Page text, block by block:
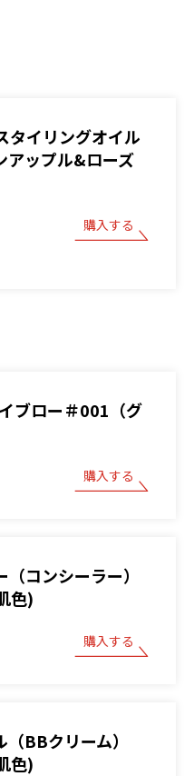
タイリングオイル
アップル&ローズ
購入する
ブロー＃001（グ
購入する
コンシーラー）
色)
購入する
BBクリーム）
色)